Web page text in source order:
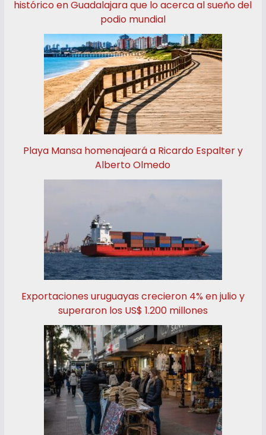
histórico en Guadalajara que lo acerca al sueño del
podio mundial
Playa Mansa homenajeará a Ricardo Espalter y
Alberto Olmedo
Exportaciones uruguayas crecieron 4% en julio y
superaron los US$ 1.200 millones